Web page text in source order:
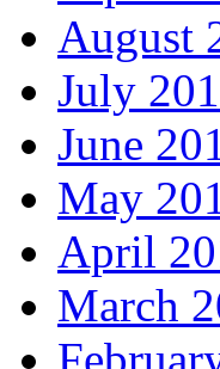
August
July
June
May
April
March